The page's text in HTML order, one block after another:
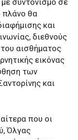
πλάνο θα
και
διεθνούς
αισθήματος
εικόνας
των
και
που οι
Όλγας